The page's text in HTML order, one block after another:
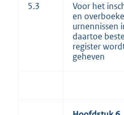
5.3
Voor het
en
urnennissen
daartoe
register
geheven